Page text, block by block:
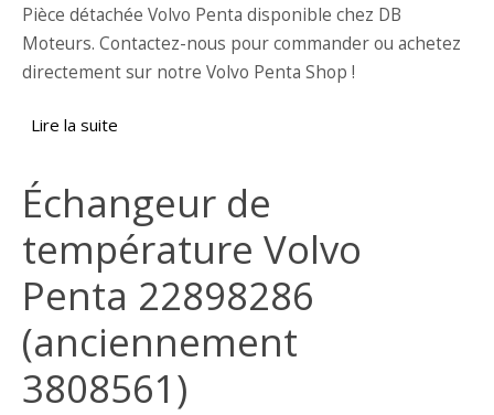
Pièce détachée Volvo Penta disponible chez DB
Moteurs. Contactez-nous pour commander ou achetez
directement sur notre Volvo Penta Shop !
Lire la suite
Échangeur de
température Volvo
Penta 22898286
(anciennement
3808561)